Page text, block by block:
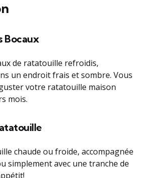
Bocaux
de ratatouille refroidis,
un endroit frais et sombre. Vous
votre ratatouille maison
mois.
chaude ou froide, accompagnée
simplement avec une tranche de